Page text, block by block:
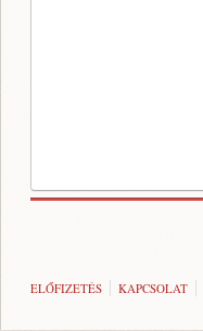
ELŐFIZETÉS KAPCSOLAT